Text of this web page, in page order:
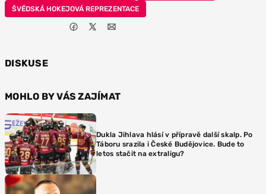
ŠVÉDSKÁ HOKEJOVÁ REPREZENTACE
DISKUSE
MOHLO BY VÁS ZAJÍMAT
Dukla Jihlava hlásí v přípravě další skalp. Po
Táboru srazila i České Budějovice. Bude to
letos stačit na extraligu?